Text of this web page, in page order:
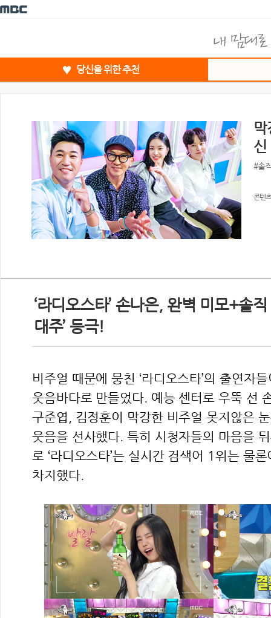
당신을 위한 추천
막
신
#솔
콘텐
‘라디오스타’ 손나은, 완벽 미모+솔
대주’ 등극!
비주얼 때문에 뭉친 ‘라디오스타’의 출연자
웃음바다로 만들었다. 예능 센터로 우뚝 선
구준엽, 김정훈이 막강한 비주얼 못지않은
웃음을 선사했다. 특히 시청자들의 마음을
로 ‘라디오스타’는 실시간 검색어 1위는 물
차지했다.